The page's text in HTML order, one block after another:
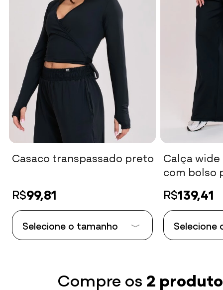
Clarissa M.
10/07/2026 às 14:36
Atividade: É uma calça incrível
mas confesso que
fora da academia
Essa calça é perfeita!!!!! O tecido é
confortável e leve, um toque muito
vestir. Comprem sem medo!
Casaco transpassado preto
R$99,81
Selecione o tamanho
Calça
com bolso
R$139,41
Selecione
Compre os 2